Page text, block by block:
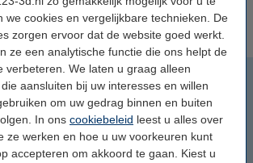
we cookies en vergelijkbare technieken. De
zorgen ervoor dat de website goed werkt.
ze een analytische functie die ons helpt de
verbeteren. We laten u graag alleen
aansluiten bij uw interesses en willen
om uw gedrag binnen en buiten
In ons cookiebeleid leest u alles over
ze werken en hoe u uw voorkeuren kunt
accepteren om akkoord te gaan. Kiest u
2,85 mm Technisch